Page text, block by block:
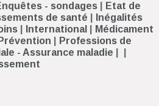
- sondages
Etat de
de santé
Inégalités
International
Médicament
Prévention
Professions de
- Assurance maladie